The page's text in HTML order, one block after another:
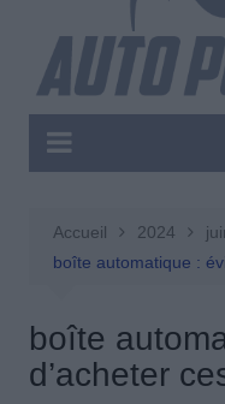
Accueil 2024
boîte automatique :
boîte
d’acheter